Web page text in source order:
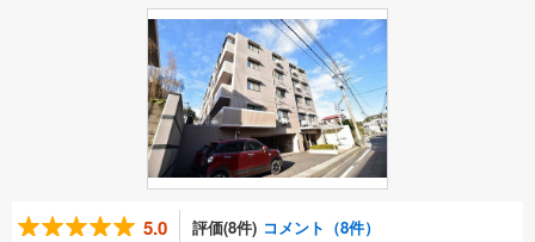
5.0 評価(8件) コメント（8件）